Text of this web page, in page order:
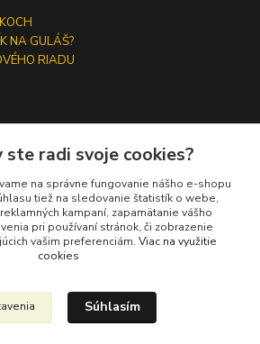
NA GULÁŠ?
RIADU
ste radi svoje cookies?
na správne fungovanie nášho e-shopu
tiež na sledovanie štatistík o webe,
kampaní, zapamätanie vášho
pri používaní stránok, či zobrazenie
vašim preferenciám. Viac na využitie
cookies
Súhlasím